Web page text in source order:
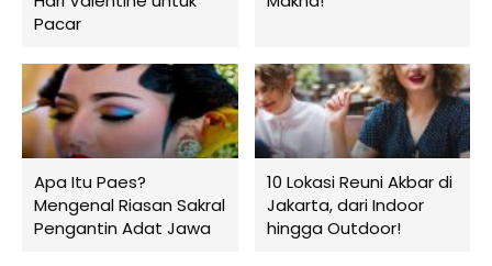
Pacar
Apa Itu Paes?
Mengenal Riasan Sakral
Pengantin Adat Jawa
10 Lokasi Reuni Akbar di
Jakarta, dari Indoor
hingga Outdoor!